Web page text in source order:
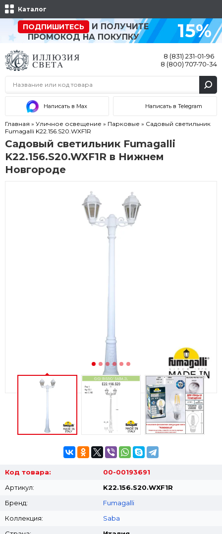
Каталог
ПОДПИШИТЕСЬ
И ПОЛУЧИТЕ
ПРОМОКОД НА ПОКУПКУ
15%
8 (831) 231-01-96
8 (800) 707-70-34
Написать в Max Написать в Telegram
Главная » Уличное освещение » Парковые » Садовый светильник
Fumagalli K22.156.S20.WXF1R
Садовый светильник Fumagalli
K22.156.S20.WXF1R в Нижнем
Новгороде
Код товара:
00-00193691
Артикул:
K22.156.S20.WXF1R
Бренд:
Fumagalli
Коллекция:
Saba